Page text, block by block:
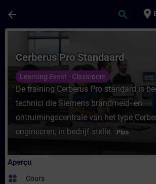
arrow_back search place
Cours - Cerberus Pro
Cerberus Pro Standaard
Learning Event - Classroom
De training Cerberus Pro standard is
technici die Siemens brandmeld- en
ontruimingscentrale van het type
engineeren, in bedrijf stelle... Plus
Aperçu
widgets Cours